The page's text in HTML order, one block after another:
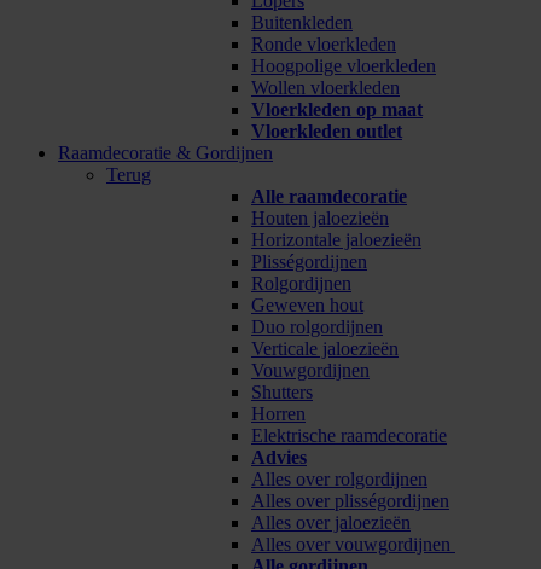
Buitenkleden
Ronde vloerkleden
Hoogpolige vloerkleden
Wollen vloerkleden
Vloerkleden op maat
Vloerkleden outlet
Raamdecoratie & Gordijnen
Terug
Alle raamdecoratie
Houten jaloezieën
Horizontale jaloezieën
Plisségordijnen
Rolgordijnen
Geweven hout
Duo rolgordijnen
Verticale jaloezieën
Vouwgordijnen
Shutters
Horren
Elektrische raamdecoratie
Advies
Alles over rolgordijnen
Alles over plisségordijnen
Alles over jaloezieën
Alles over vouwgordijnen